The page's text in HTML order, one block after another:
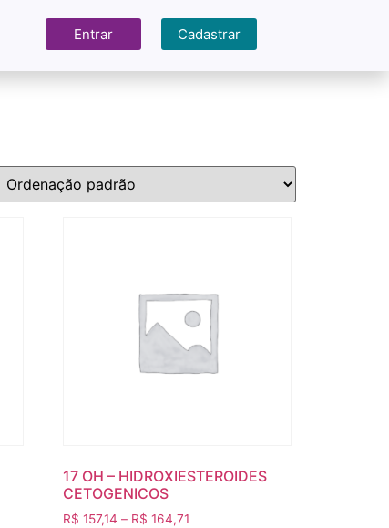
Entrar Cadastrar
17 OH – HIDROXIESTEROIDES
CETOGENICOS
R$ 157,14 – R$ 164,71